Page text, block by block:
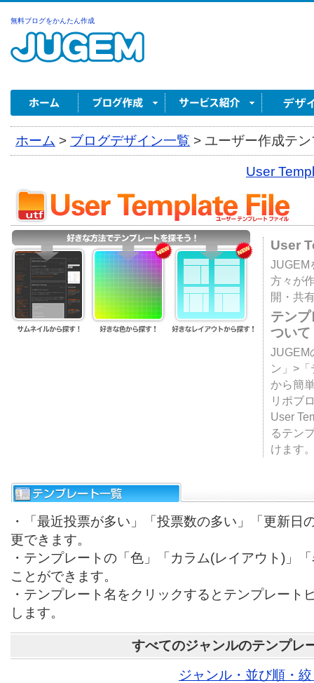
無料ブログをかんたん作成
ホーム > ブログデザイン一覧 > ユーザー作成テ
User
User
JUGEM
方々が
開・共
テン
ついて
JUGEM
ン」>
から簡
リポブ
User
るテン
けます
・「最近投票が多い」「投票数の多い」「更新日
更できます。
・テンプレートの「色」「カラム(レイアウト)」
ことができます。
・テンプレート名をクリックするとテンプレート
します。
すべてのジャンルのテンプレ
ジャンル・並び順・